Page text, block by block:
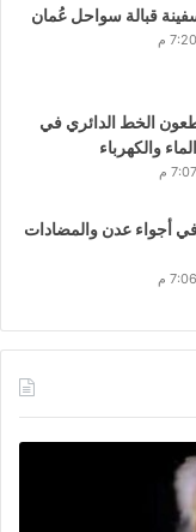
قبالة سواحل عُمان
الخط الدائري في
والكهرباء
أجواء عدن والمضادات